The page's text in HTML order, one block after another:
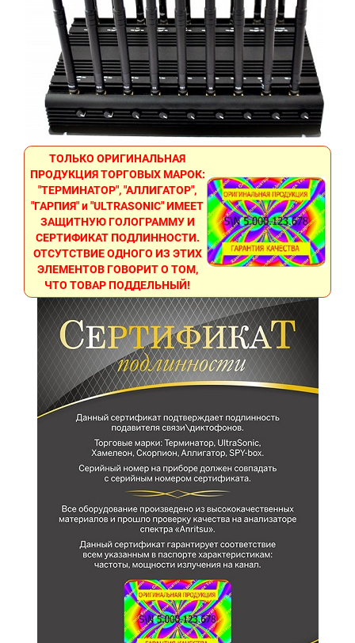
ТОЛЬКО ОРИГИНАЛЬНАЯ
ПРОДУКЦИЯ ТОРГОВЫХ МАРОК:
"ТЕРМИНАТОР", "АЛЛИГАТОР",
"ГАРПИЯ" и "ULTRASONIC" ИМЕЕТ
ЗАЩИТНУЮ ГОЛОГРАММУ И
СЕРТИФИКАТ ПОДЛИННОСТИ.
ОТСУТСТВИЕ ОДНОГО ИЗ ЭТИХ
ЭЛЕМЕНТОВ ГОВОРИТ О ТОМ,
ЧТО ТОВАР ПОДДЕЛЬНЫЙ!